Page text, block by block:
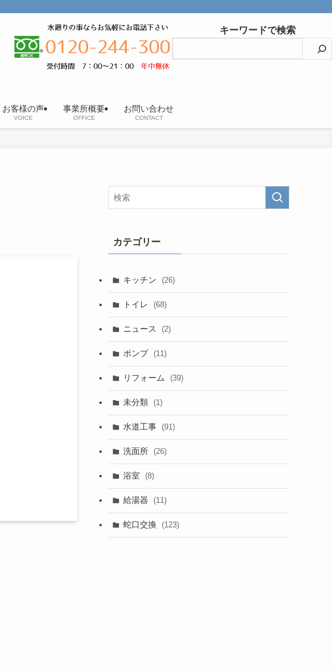
お客様の声
VOICE
事業所概要
OFFICE
お問い合わせ
CONTACT
キーワードで検索
カテゴリー
キッチン (26)
トイレ (68)
ニュース (2)
ポンプ (11)
リフォーム (39)
未分類 (1)
水道工事 (91)
洗面所 (26)
浴室 (8)
給湯器 (11)
蛇口交換 (123)